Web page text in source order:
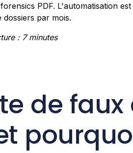
PDF. L'automatisation
dossiers par mois.
: 7 minutes
de